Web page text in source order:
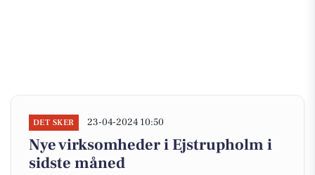
DET SKER 23-04-2024 10:50
Nye virksomheder i Ejstrupholm i
sidste måned